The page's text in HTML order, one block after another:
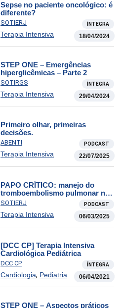
Sepse no paciente oncológico: é
diferente?
SOTIERJ ÍNTEGRA
Terapia Intensiva 18/04/2024
STEP ONE – Emergências
hiperglicêmicas – Parte 2
SOTIRGS ÍNTEGRA
Terapia Intensiva 29/04/2024
Primeiro olhar, primeiras
decisões.
ABENTI PODCAST
Terapia Intensiva 22/07/2025
PAPO CRÍTICO: manejo do
tromboembolismo pulmonar no
CTI
SOTIERJ PODCAST
Terapia Intensiva 06/03/2025
[DCC CP] Terapia Intensiva
Cardiológica Pediátrica
DCC CP ÍNTEGRA
Cardiologia, Pediatria 06/04/2021
STEP ONE – Aspectos práticos